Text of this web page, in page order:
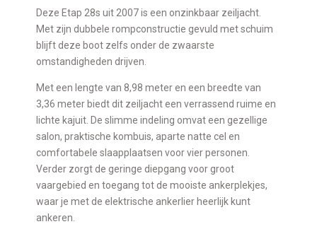
Deze Etap 28s uit 2007 is een onzinkbaar zeiljacht.
Met zijn dubbele rompconstructie gevuld met schuim
blijft deze boot zelfs onder de zwaarste
omstandigheden drijven.
Met een lengte van 8,98 meter en een breedte van
3,36 meter biedt dit zeiljacht een verrassend ruime en
lichte kajuit. De slimme indeling omvat een gezellige
salon, praktische kombuis, aparte natte cel en
comfortabele slaapplaatsen voor vier personen.
Verder zorgt de geringe diepgang voor groot
vaargebied en toegang tot de mooiste ankerplekjes,
waar je met de elektrische ankerlier heerlijk kunt
ankeren.